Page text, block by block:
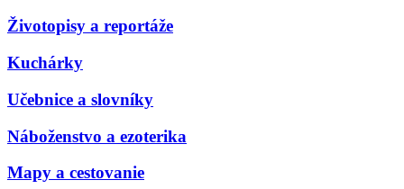
Životopisy a reportáže
Kuchárky
Učebnice a slovníky
Náboženstvo a ezoterika
Mapy a cestovanie